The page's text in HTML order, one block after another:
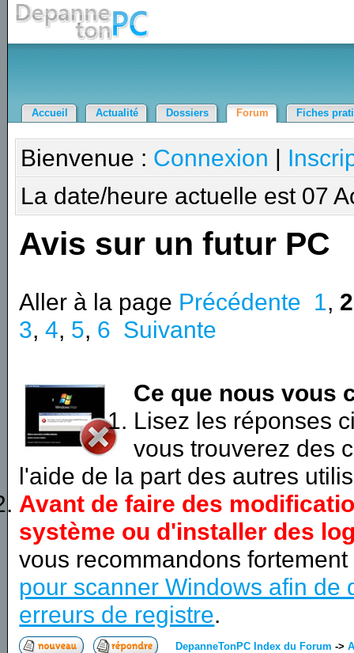
Accueil Actualité Dossiers Forum Fiches
Bienvenue : Connexion |
La date/heure actuelle est 07
Avis sur un futur PC
Aller à la page Précédente 1, 2
3,4, 5, 6 Suivante
Ce que nous vous
Lisez les réponses
vous trouverez des
l'aide de la part des autres
Avant de faire des
système ou d'installer des
vous recommandons
pour scanner Windows afin de
erreurs de registre.
DepanneTonPC Index du Forum ->